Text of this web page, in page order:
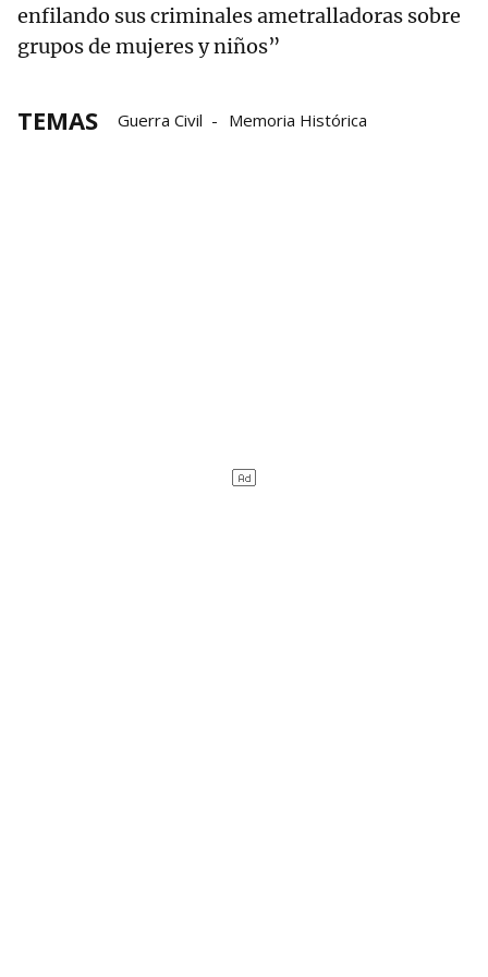
enfilando sus criminales ametralladoras sobre
grupos de mujeres y niños”
TEMAS Guerra Civil Memoria Histórica